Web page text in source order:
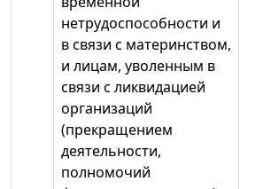
нетрудоспособности и
в связи с материнством,
и лицам, уволенным в
связи с ликвидацией
организаций
(прекращением
деятельности,
полномочий